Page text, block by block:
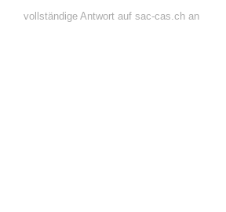
vollständige Antwort auf sac-cas.ch an